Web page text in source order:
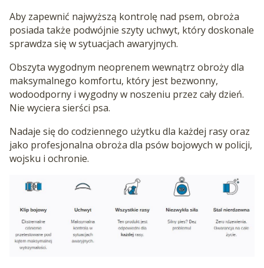
Aby zapewnić najwyższą kontrolę nad psem, obroża
posiada także podwójnie szyty uchwyt, który doskonale
sprawdza się w sytuacjach awaryjnych.
Obszyta wygodnym neoprenem wewnątrz obroży dla
maksymalnego komfortu, który jest bezwonny,
wodoodporny i wygodny w noszeniu przez cały dzień.
Nie wyciera sierści psa.
Nadaje się do codziennego użytku dla każdej rasy oraz
jako profesjonalna obroża dla psów bojowych w policji,
wojsku i ochronie.